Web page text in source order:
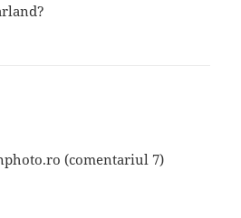
(comentariul 7)